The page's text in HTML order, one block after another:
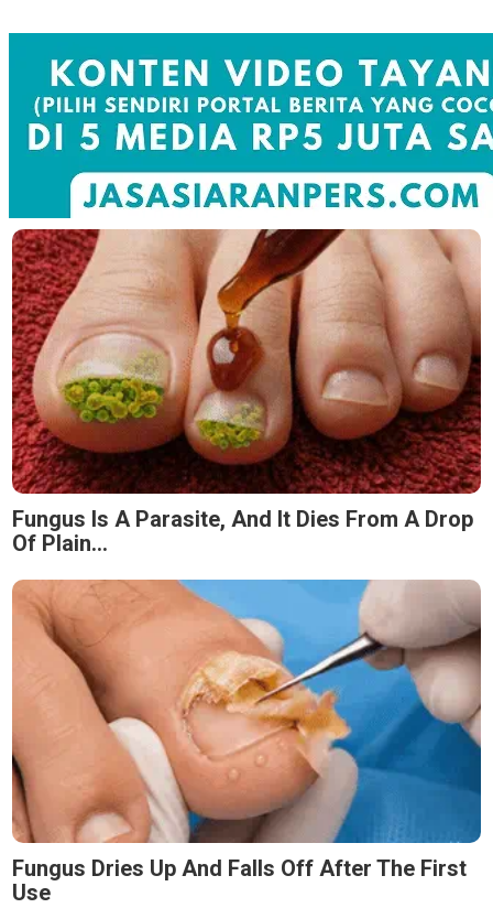
Fungus Is A Parasite, And It Dies From A Drop
Of Plain...
Fungus Dries Up And Falls Off After The First
Use